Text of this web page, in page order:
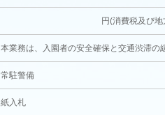
円(消費税及び地方消費税相
本業務は、入園者の安全確保と交通渋滞
常駐警備
紙入札